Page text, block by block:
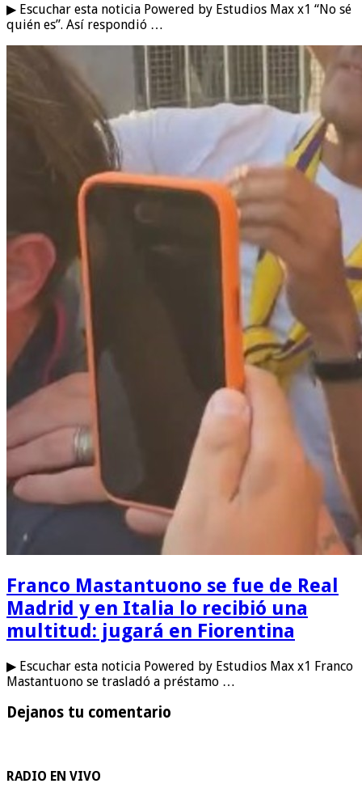
▶ Escuchar esta noticia Powered by Estudios Max x1 “No sé
quién es”. Así respondió …
Franco Mastantuono se fue de Real
Madrid y en Italia lo recibió una
multitud: jugará en Fiorentina
▶ Escuchar esta noticia Powered by Estudios Max x1 Franco
Mastantuono se trasladó a préstamo …
Dejanos tu comentario
RADIO EN VIVO